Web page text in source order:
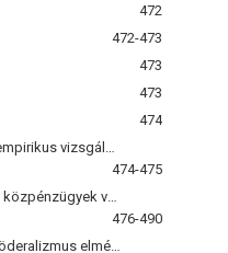
472
472-473
473
473
474
474-475
476-490